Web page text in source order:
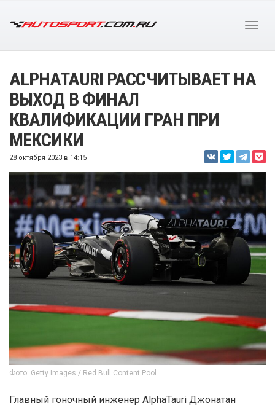
ALPHATAURI РАССЧИТЫВАЕТ НА
ВЫХОД В ФИНАЛ
КВАЛИФИКАЦИИ ГРАН ПРИ
МЕКСИКИ
28 октября 2023 в 14:15
Фото: Getty Images / Red Bull Content Pool
Главный гоночный инженер AlphaTauri Джонатан